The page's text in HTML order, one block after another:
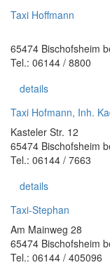
Taxi Hoffmann
65474 Bischofsheim
Tel.: 06144 / 8800
details
Taxi Hofmann, Inh.
Kasteler Str. 12
65474 Bischofsheim
Tel.: 06144 / 7663
details
Taxi-Stephan
Am Mainweg 28
65474 Bischofsheim
Tel.: 06144 / 405096